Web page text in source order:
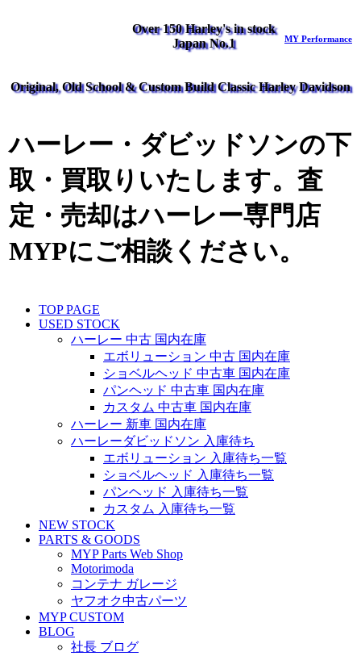
Over 150 Harley's in stock
Japan No.1
MY Performance
Original, Old School & Custom Build Classic Harley Davidson
ハーレー・ダビッドソンの下
取・買取りいたします。査
定・売却はハーレー専門店
MYPにご相談ください。
TOP PAGE
USED STOCK
ハーレー 中古 国内在庫
エボリューション 中古 国内在庫
ショベルヘッド 中古車 国内在庫
パンヘッド 中古車 国内在庫
カスタム 中古車 国内在庫
ハーレー 新車 国内在庫
ハーレーダビッドソン 入庫待ち
エボリューション 入庫待ち一覧
ショベルヘッド 入庫待ち一覧
パンヘッド 入庫待ち一覧
カスタム 入庫待ち一覧
NEW STOCK
PARTS & GOODS
MYP Parts Web Shop
Motorimoda
コンテナ ガレージ
ヤフオク中古パーツ
MYP CUSTOM
BLOG
社長 ブログ